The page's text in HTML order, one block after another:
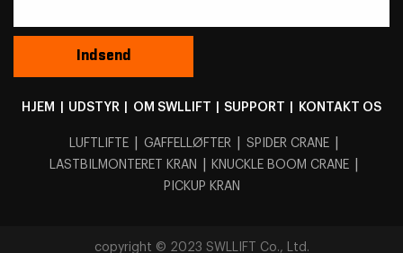
HJEM UDSTYR OM SWLLIFT SUPPORT KONTAKT OS
LUFTLIFTE GAFFELLØFTER SPIDER CRANE
LASTBILMONTERET KRAN KNUCKLE BOOM CRANE
PICKUP KRAN
copyright © 2023 SWLLIFT Co., Ltd.